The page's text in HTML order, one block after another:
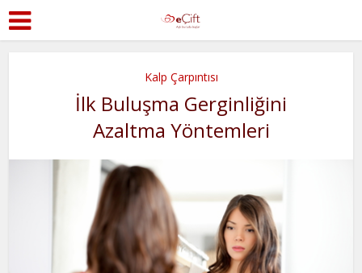
Kalp Çarpıntısı
İlk Buluşma Gerginliğini
Azaltma Yöntemleri